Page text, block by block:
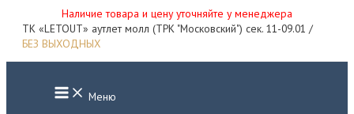
Наличие товара и цену уточняйте у менеджера
Перейти
ТК «LETOUT» аутлет молл (ТРК "Московский") сек. 11-09.01 /
БЕЗ ВЫХОДНЫХ
Main
Menu Меню